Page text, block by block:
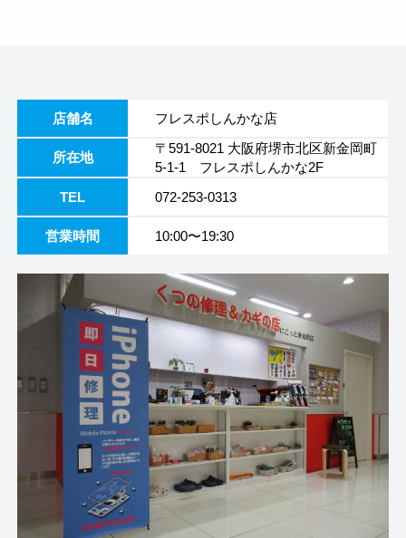
店舗名 フレスポしんかな店
所在地
〒591-8021 大阪府堺市北区新金岡町
5-1-1 フレスポしんかな2F
TEL
072-253-0313
営業時間 10:00〜19:30